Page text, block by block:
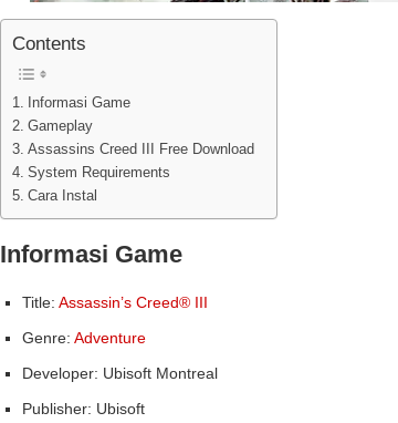
Contents
Informasi Game
Gameplay
Assassins Creed III Free Download
System Requirements
Cara Instal
Informasi Game
Title: Assassin’s Creed® III
Genre: Adventure
Developer: Ubisoft Montreal
Publisher: Ubisoft